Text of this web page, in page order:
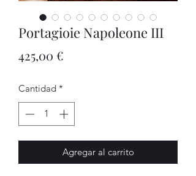
Portagioie Napoleone III
425,00 €
Cantidad *
Agregar al carrito